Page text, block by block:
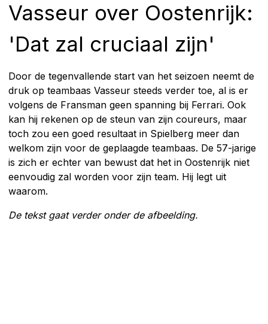
Vasseur over Oostenrijk:
'Dat zal cruciaal zijn'
Door de tegenvallende start van het seizoen neemt de
druk op teambaas Vasseur steeds verder toe, al is er
volgens de Fransman geen spanning bij Ferrari. Ook
kan hij rekenen op de steun van zijn coureurs, maar
toch zou een goed resultaat in Spielberg meer dan
welkom zijn voor de geplaagde teambaas. De 57-jarige
is zich er echter van bewust dat het in Oostenrijk niet
eenvoudig zal worden voor zijn team. Hij legt uit
waarom.
De tekst gaat verder onder de afbeelding.